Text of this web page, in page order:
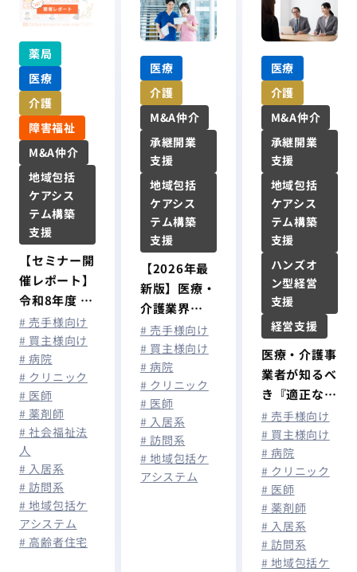
薬局
医療
介護
障害福祉
M&A仲介
地域包括
ケアシス
テム構築
支援
【セミナー開
催レポート】
令和8年度 税
制改正を機に
考える！ 医
療・介護経営
者が今取り組
むべき「出
口」への備え
とは
# 売手様向け
# 買主様向け
# 病院
# クリニック
# 医師
# 薬剤師
# 社会福祉法
人
# 入居系
# 訪問系
# 地域包括ケ
アシステム
# 高齢者住宅
医療
介護
M&A仲介
承継開業
支援
地域包括
ケアシス
テム構築
支援
【2026年最
新版】医療・
介護業界
M&A動向と
売却相場｜病
院・クリニッ
ク・介護施設
の事業承継を
徹底解説！
# 売手様向け
# 買主様向け
# 病院
# クリニック
# 医師
# 入居系
# 訪問系
# 地域包括ケ
アシステム
医療
介護
M&A仲介
承継開業
支援
地域包括
ケアシス
テム構築
支援
ハンズオ
ン型経営
支援
経営支援
医療・介護事
業者が知るべ
き『適正な有
料職業紹介事
業者認定』と
は？
# 売手様向け
# 買主様向け
# 病院
# クリニック
# 医師
# 薬剤師
# 入居系
# 訪問系
# 地域包括ケ